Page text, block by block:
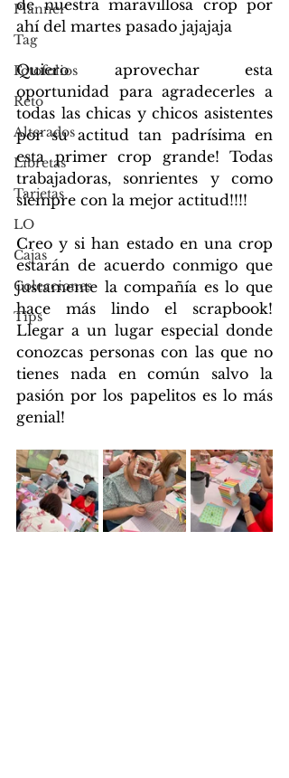
Planner
Tag
Fotofolios
Reto
Alterados
Libretas
Tarjetas
LO
Cajas
Colecciones
Tips
de nuestra maravillosa crop por
ahí del martes pasado jajajaja
Quiero aprovechar esta
oportunidad para agradecerles a
todas las chicas y chicos asistentes
por su actitud tan padrísima en
esta primer crop grande! Todas
trabajadoras, sonrientes y como
siempre con la mejor actitud!!!!
Creo y si han estado en una crop
estarán de acuerdo conmigo que
justamente la compañía es lo que
hace más lindo el scrapbook!
Llegar a un lugar especial donde
conozcas personas con las que no
tienes nada en común salvo la
pasión por los papelitos es lo más
genial!